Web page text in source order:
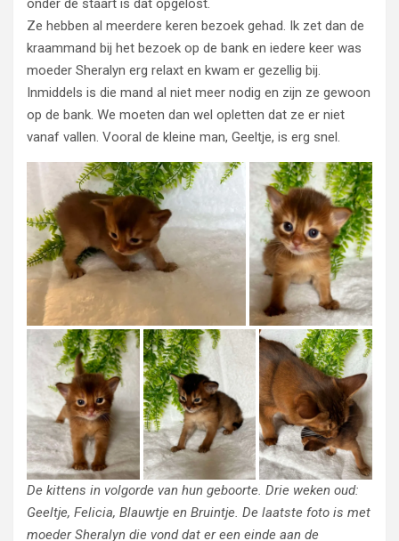
onder de staart is dat opgelost.
Ze hebben al meerdere keren bezoek gehad. Ik zet dan de
kraammand bij het bezoek op de bank en iedere keer was
moeder Sheralyn erg relaxt en kwam er gezellig bij.
Inmiddels is die mand al niet meer nodig en zijn ze gewoon
op de bank. We moeten dan wel opletten dat ze er niet
vanaf vallen. Vooral de kleine man, Geeltje, is erg snel.
De kittens in volgorde van hun geboorte. Drie weken oud:
Geeltje, Felicia, Blauwtje en Bruintje. De laatste foto is met
moeder Sheralyn die vond dat er een einde aan de